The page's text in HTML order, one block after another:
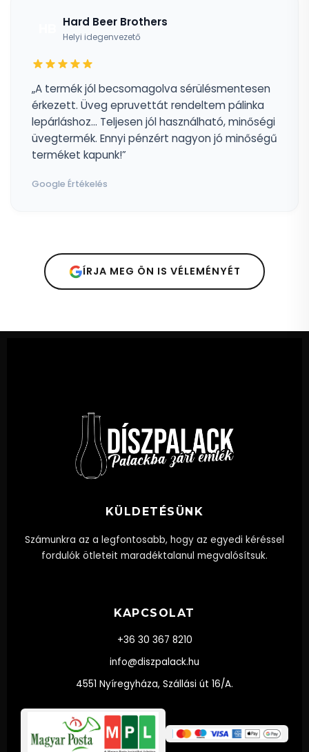
Hard Beer Brothers
Helyi idegenvezető
„A termék jól becsomagolva sérülésmentesen
érkezett. Üveg epruvettát rendeltem pálinka
lepárláshoz... Teljesen jól használható, minőségi
üvegtermék. Ennyi pénzért nagyon jó minőségű
terméket kapunk!”
Google Értékelés
ÍRJA MEG ÖN IS VÉLEMÉNYÉT
KÜLDETÉSÜNK
Számunkra az a legfontosabb, hogy az egyedi kéréssel
fordulók ötleteit maradéktalanul megvalósítsuk.
KAPCSOLAT
+36 30 367 8210
info@diszpalack.hu
4551 Nyíregyháza, Szállási út 16/A.